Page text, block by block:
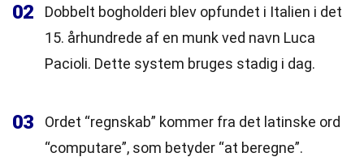
02
Dobbelt bogholderi blev opfundet i Italien i det
15. århundrede af en munk ved navn Luca
Pacioli. Dette system bruges stadig i dag.
03
Ordet “regnskab” kommer fra det latinske ord
“computare”, som betyder “at beregne”.